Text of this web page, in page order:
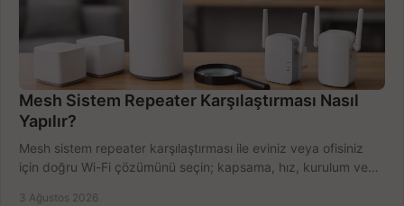
Mesh Sistem Repeater Karşılaştırması Nasıl
Yapılır?
Mesh sistem repeater karşılaştırması ile eviniz veya ofisiniz
için doğru Wi-Fi çözümünü seçin; kapsama, hız, kurulum ve
3 Ağustos 2026